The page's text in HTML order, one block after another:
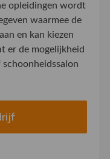
opleidingen wordt
waarmee de
en kan kiezen
er de mogelijkheid